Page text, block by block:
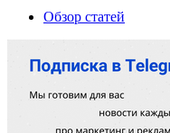
Обзор статей